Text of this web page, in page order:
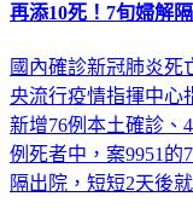
再添10死！7旬婦解
國內確診新冠肺炎死
央流行疫情指揮中心
新增76例本土確診、
例死者中，案9951的
隔出院，短短2天後